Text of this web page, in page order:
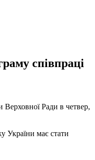
співпраці
Ради в четвер,
України має стати